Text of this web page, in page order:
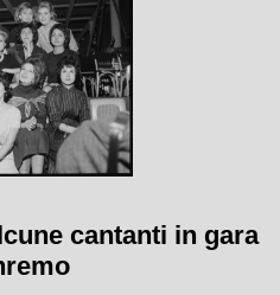
cantanti in gara